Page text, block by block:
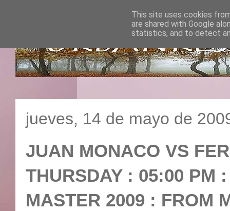
jueves, 14 de mayo de
JUAN MONACO VS
THURSDAY : 05:00 PM
MASTER 2009 : FROM
This site uses cookies
are shared with Google
statistics, and to detect